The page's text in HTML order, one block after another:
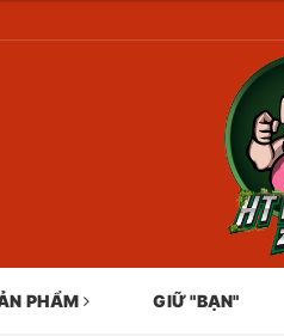
PHẨM GIỮ "BẠN"